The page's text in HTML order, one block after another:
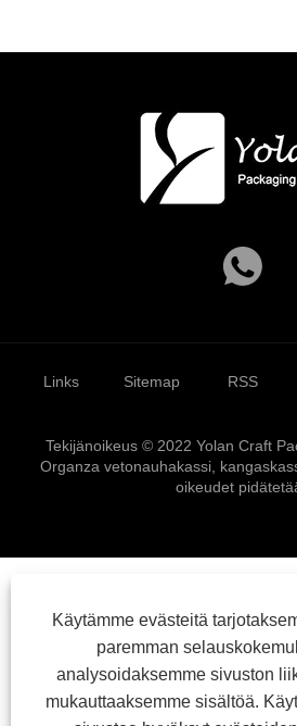
Käytämme evästeitä
paremman
analysoidaksemme sivuston
mukauttaaksemme sisältöä.
Links Sitemap RSS
Tekijänoikeus © 2022 Yolan Craft
Organza vetonauhakassi,
oikeudet